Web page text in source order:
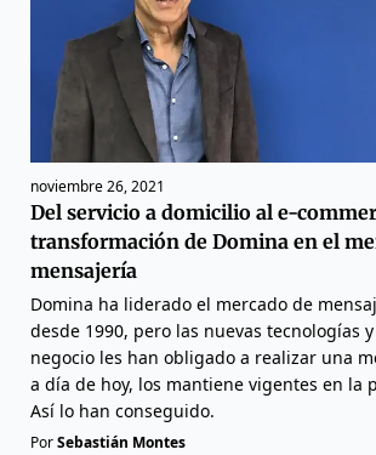
noviembre 26, 2021
Del servicio a domicilio al e-
transformación de Domina en el
mensajería
Domina ha liderado el mercado de
desde 1990, pero las nuevas tecnologías
negocio les han obligado a realizar una
a día de hoy, los mantiene vigentes en la
Así lo han conseguido.
PorSebastián Montes